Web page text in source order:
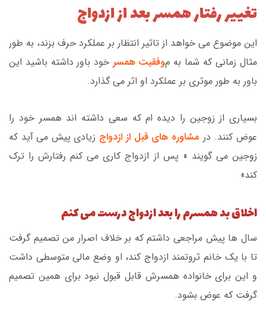
تغییر رفتار همسر بعد از ازدواج
این موضوع می خواهد از تاثیر انتظار بر عملکرد حرف بزند، به طور
مثال زمانی که شما به موفقیت همسر خود باور داشته باشید این
باور به طور موثری بر عملکرد او اثر می گذارد.
بسیاری از زوجین را دیده ام که سعی داشته اند همسر خود را
عوض کنند. در مشاوره های قبل از ازدواج زیادی پیش می آید که
زوجین می گویند « پس از ازدواج کاری می کنم رفتارش را ترک
کند»
اخلاق بد همسرم را بعد ازدواج درست می کنم
سال ها پیش مراجعی داشتم که بر خلاف اصرار من تصمیم گرفت
تا با یک خانم ثروتمند ازدواج کند، او وضع مالی متوسطی داشت
و این برای خانواده همسرش قابل قبول نبود برای همین تصمیم
گرفت که عوض بشود.